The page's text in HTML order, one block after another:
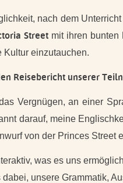
nach dem
Street mit ihren bunten
Kultur einzutauchen.
Reisebericht unserer
Vergnügen, an einer
darauf, meine
von der Princes
was es uns
unsere Grammatik,